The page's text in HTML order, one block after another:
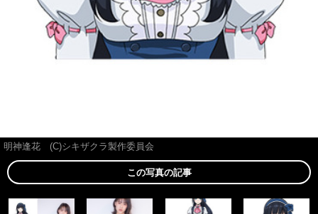
明神逢花 (C)シキザクラ製作委員会
この写真の記事